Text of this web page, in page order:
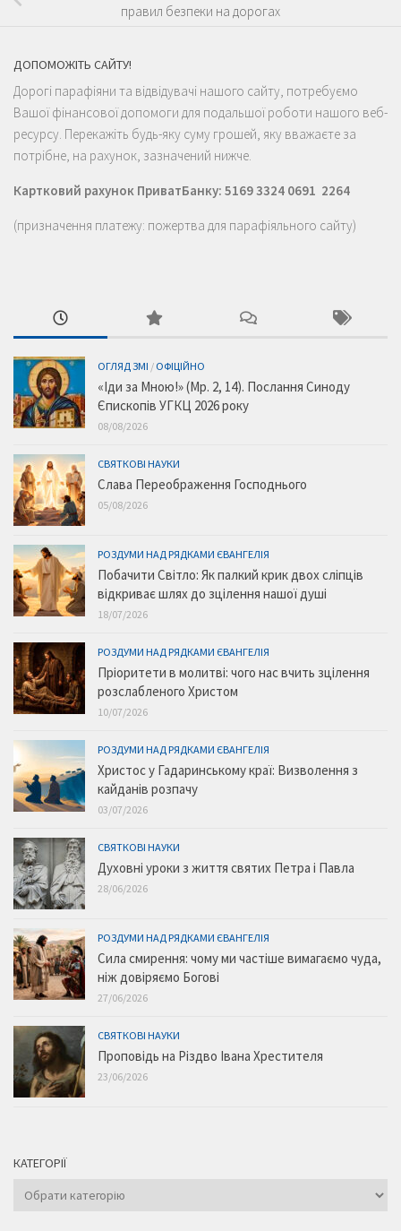
правил безпеки на дорогах
ДОПОМОЖІТЬ САЙТУ!
Дорогі парафіяни та відвідувачі нашого сайту, потребуємо
Вашої фінансової допомоги для подальшої роботи нашого веб-
ресурсу. Перекажіть будь-яку суму грошей, яку вважаєте за
потрібне, на рахунок, зазначений нижче.
Картковий рахунок ПриватБанку: 5169 3324 0691 2264
(призначення платежу: пожертва для парафіяльного сайту)
ОГЛЯД ЗМІ / ОФІЦІЙНО
«Іди за Мною!» (Мр. 2, 14). Послання Синоду
Єпископів УГКЦ 2026 року
08/08/2026
СВЯТКОВІ НАУКИ
Слава Переображення Господнього
05/08/2026
РОЗДУМИ НАД РЯДКАМИ ЄВАНГЕЛІЯ
Побачити Світло: Як палкий крик двох сліпців
відкриває шлях до зцілення нашої душі
18/07/2026
РОЗДУМИ НАД РЯДКАМИ ЄВАНГЕЛІЯ
Пріоритети в молитві: чого нас вчить зцілення
розслабленого Христом
10/07/2026
РОЗДУМИ НАД РЯДКАМИ ЄВАНГЕЛІЯ
Христос у Гадаринському краї: Визволення з
кайданів розпачу
03/07/2026
СВЯТКОВІ НАУКИ
Духовні уроки з життя святих Петра і Павла
28/06/2026
РОЗДУМИ НАД РЯДКАМИ ЄВАНГЕЛІЯ
Сила смирення: чому ми частіше вимагаємо чуда,
ніж довіряємо Богові
27/06/2026
СВЯТКОВІ НАУКИ
Проповідь на Різдво Івана Хрестителя
23/06/2026
КАТЕГОРІЇ
Категорії